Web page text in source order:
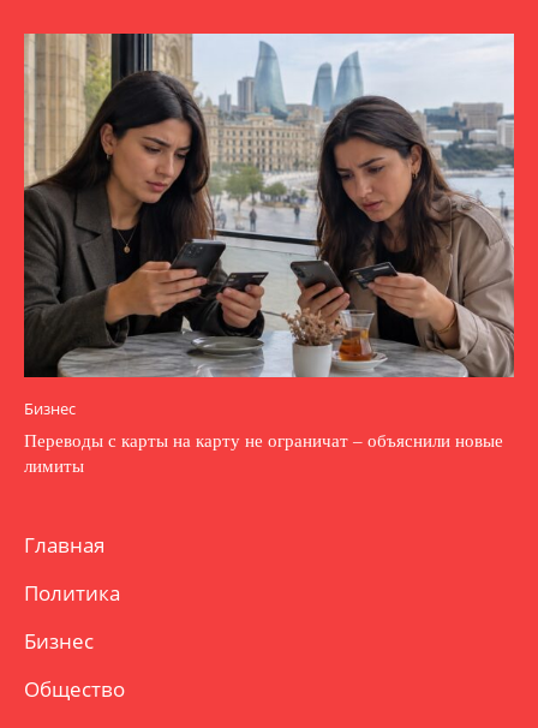
Бизнес
Переводы с карты на карту не ограничат – объяснили новые
лимиты
Главная
Политика
Бизнес
Общество